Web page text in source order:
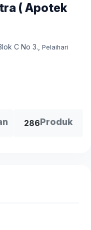
( Apotek
C No 3. Pelaihari
286Produk